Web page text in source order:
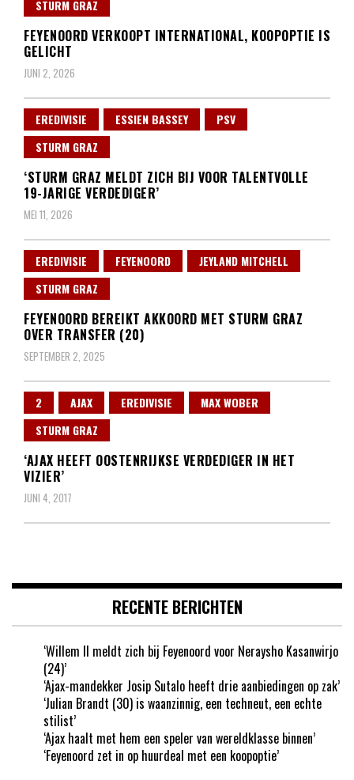
STURM GRAZ
FEYENOORD VERKOOPT INTERNATIONAL, KOOPOPTIE IS
GELICHT
JUNI 2, 2026
EREDIVISIE ESSIEN BASSEY
PSV
STURM GRAZ
‘STURM GRAZ MELDT ZICH BIJ VOOR TALENTVOLLE
19-JARIGE VERDEDIGER’
MEI 11, 2026
EREDIVISIE FEYENOORD
JEYLAND MITCHELL
STURM GRAZ
FEYENOORD BEREIKT AKKOORD MET STURM GRAZ
OVER TRANSFER (20)
SEPTEMBER 2, 2025
2 AJAX EREDIVISIE
MAX WOBER
STURM GRAZ
‘AJAX HEEFT OOSTENRIJKSE VERDEDIGER IN HET
VIZIER’
JUNI 4, 2017
RECENTE BERICHTEN
‘Willem II meldt zich bij Feyenoord voor Neraysho Kasanwirjo
(24)’
‘Ajax-mandekker Josip Sutalo heeft drie aanbiedingen op zak’
‘Julian Brandt (30) is waanzinnig, een techneut, een echte
stilist’
‘Ajax haalt met hem een speler van wereldklasse binnen’
‘Feyenoord zet in op huurdeal met een koopoptie’